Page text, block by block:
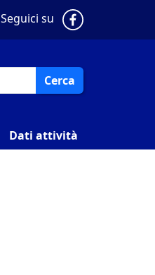
Seguici su Pagina
Cerca
Dati attività